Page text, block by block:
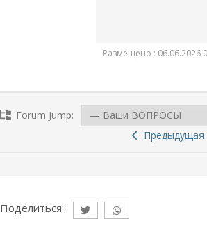
Размещено : 06.06.2026
Forum Jump:
Предыдущая
Поделиться: